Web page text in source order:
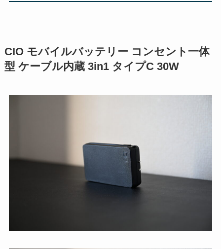
CIO モバイルバッテリー コンセント一体
型 ケーブル内蔵 3in1 タイプC 30W